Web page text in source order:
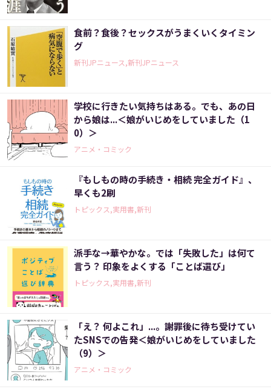
食前？食後？セックスがうまくいくタイミン
グ
新刊JPニュース,新刊JPニュース
学校に行きたい気持ちはある。でも、あの日
から娘は...＜娘がいじめをしていました（1
0）＞
アニメ・コミック
『もしもの時の手続き・相続 完全ガイド』、
早くも2刷
トピックス,実用書,新刊
派手な→華やかな。では「失敗した」は何て
言う？ 印象をよくする「ことば選び」
トピックス,実用書,新刊
「え？ 何よこれ」...。謝罪後に待ち受けてい
たSNSでの告発＜娘がいじめをしていました
（9）＞
アニメ・コミック